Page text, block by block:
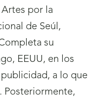
Artes por la
de Seúl,
su
EEUU, en los
a lo que
Posteriormente,